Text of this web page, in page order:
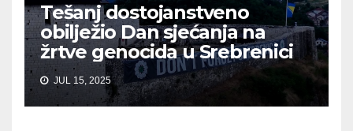
Tešanj dostojanstveno
obilježio Dan sjećanja na
žrtve genocida u Srebrenici
JUL 15, 2025